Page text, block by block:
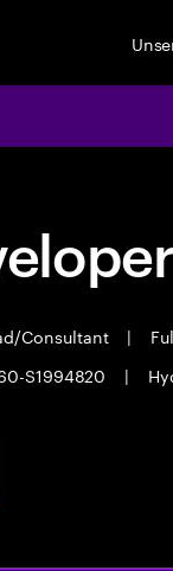
Consultant |
S1994820
|